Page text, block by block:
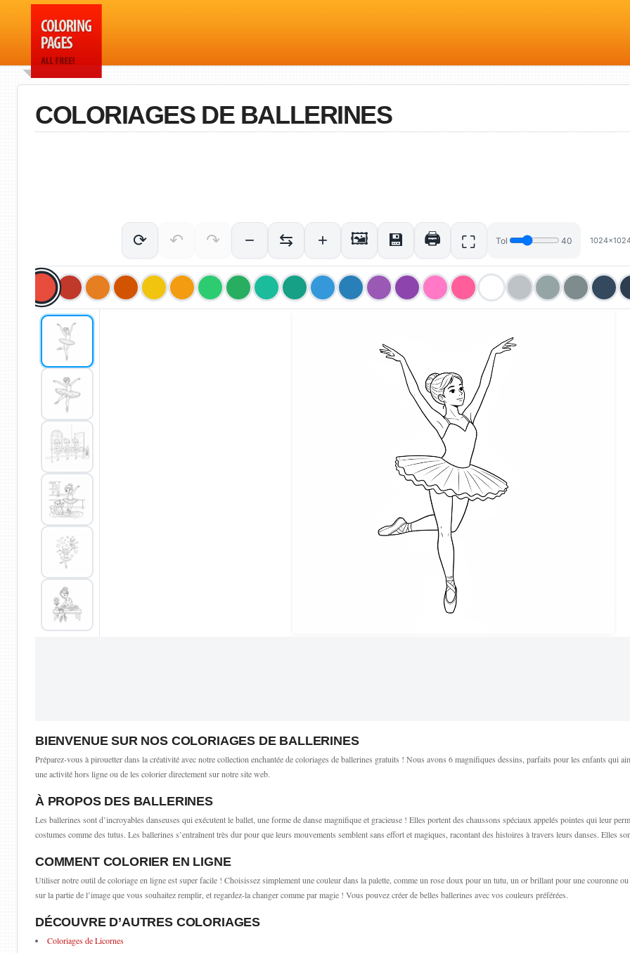
COLORIAGES DE BALLERINES
BIENVENUE SUR NOS COLORIAGES DE BALLERINES
Préparez-vous à pirouetter dans la créativité avec notre collection enchantée de coloriages de ballerines gratuits ! Nous avons 6 magnifiques dessins, parfaits pour les enfants qui
une activité hors ligne ou de les colorier directement sur notre site web.
À PROPOS DES BALLERINES
Les ballerines sont d’incroyables danseuses qui exécutent le ballet, une forme de danse magnifique et gracieuse ! Elles portent des chaussons spéciaux appelés pointes qui leur
costumes comme des tutus. Les ballerines s’entraînent très dur pour que leurs mouvements semblent sans effort et magiques, racontant des histoires à travers leurs danses. Elles
COMMENT COLORIER EN LIGNE
Utiliser notre outil de coloriage en ligne est super facile ! Choisissez simplement une couleur dans la palette, comme un rose doux pour un tutu, un or brillant pour une couronne
sur la partie de l’image que vous souhaitez remplir, et regardez-la changer comme par magie ! Vous pouvez créer de belles ballerines avec vos couleurs préférées.
DÉCOUVRE D’AUTRES COLORIAGES
Coloriages de Licornes